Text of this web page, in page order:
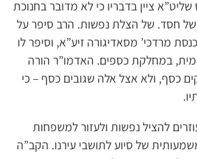
ציין בדבריו כי לא מדובר בחנוכת
של חסד. של הצלת נפשות. הרב סיפר על
מרדכי’ מסאדיגורה זיע”א, וסיפר לו
במחלקת כספים. האדמו”ר הורה
כסף, ולא אצל אלה שגובים כסף – כי
להציל נפשות ולעזור למשפחות
של סיוע לתושבי עירנו. הקב”ה